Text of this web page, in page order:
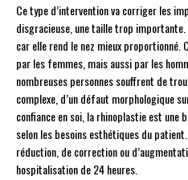
Ce type d’intervention va corriger les
disgracieuse, une taille trop
car elle rend le nez mieux
par les femmes, mais aussi par les
nombreuses personnes souffrent de
complexe, d’un défaut morphologique
confiance en soi, la rhinoplastie est une
selon les besoins esthétiques du
réduction, de correction ou
hospitalisation de 24 heures.